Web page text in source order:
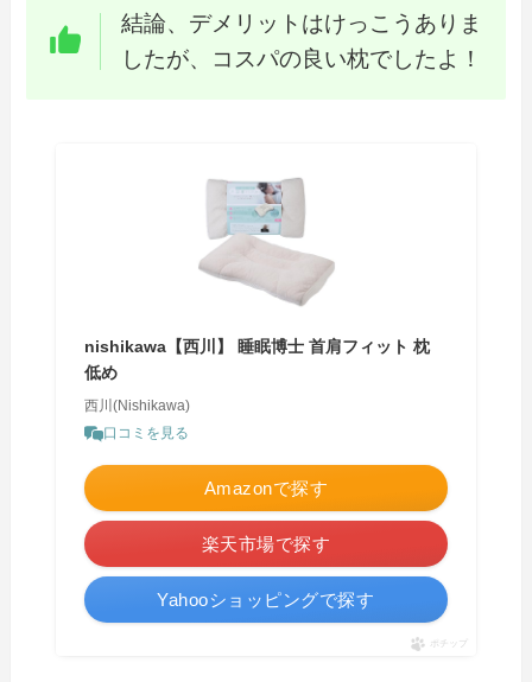
結論、デメリットはけっこうありま
したが、コスパの良い枕でしたよ！
nishikawa【西川】 睡眠博士 首肩フィット 枕
低め
西川(Nishikawa)
口コミを見る
Amazonで探す
楽天市場で探す
Yahooショッピングで探す
ポチップ